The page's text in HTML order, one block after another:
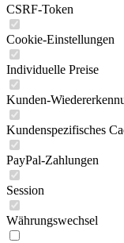
CSRF-Token
Cookie-Einstellungen
Individuelle Preise
Kunden-
Kundenspezifisches
PayPal-Zahlungen
Session
Währungswechsel